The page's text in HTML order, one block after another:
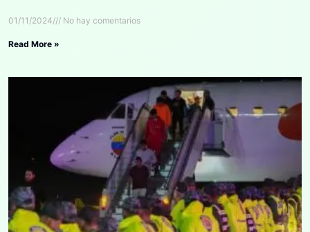
01/11/2024 No hay comentarios
Read More »